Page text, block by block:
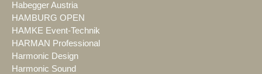
Habegger Austria
HAMBURG OPEN
HAMKE Event-Technik
HARMAN Professional
Harmonic Design
Harmonic Sound